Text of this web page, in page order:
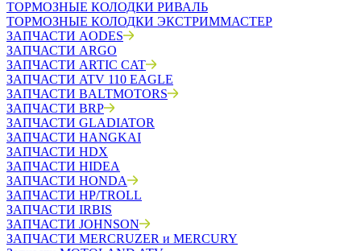
ТОРМОЗНЫЕ КОЛОДКИ РИВАЛЬ
ТОРМОЗНЫЕ КОЛОДКИ ЭКСТРИММАСТЕР
ЗАПЧАСТИ AODES
ЗАПЧАСТИ ARGO
ЗАПЧАСТИ ARTIC CAT
ЗАПЧАСТИ ATV 110 EAGLE
ЗАПЧАСТИ BALTMOTORS
ЗАПЧАСТИ BRP
ЗАПЧАСТИ GLADIATOR
ЗАПЧАСТИ HANGKAI
ЗАПЧАСТИ HDX
ЗАПЧАСТИ HIDEA
ЗАПЧАСТИ HONDA
ЗАПЧАСТИ HP/TROLL
ЗАПЧАСТИ IRBIS
ЗАПЧАСТИ JOHNSON
ЗАПЧАСТИ MERCRUZER и MERCURY